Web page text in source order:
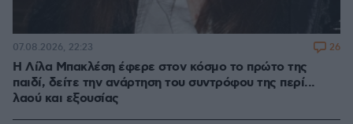
Η Λίλα Μπακλέση έφερε στον κόσμο το πρώτο της
παιδί, δείτε την ανάρτηση του συντρόφου της περί...
λαού και εξουσίας
07.08.2026, 22:23 26